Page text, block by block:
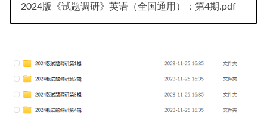
2024版《试题调研》英语（全国通用）：第4期.pdf